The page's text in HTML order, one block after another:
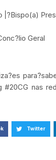
|?Bispo(a)
Geral
#20CG nas
Twitter